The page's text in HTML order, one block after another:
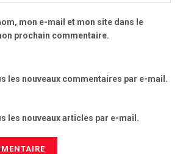
mon e-mail et mon site dans le
prochain commentaire.
les nouveaux commentaires par e-mail.
les nouveaux articles par e-mail.